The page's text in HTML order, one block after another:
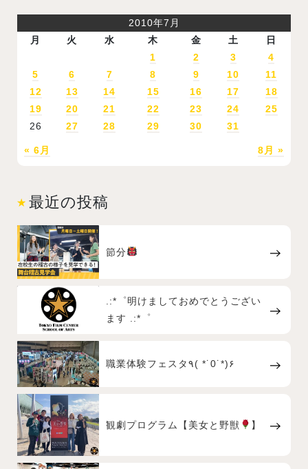
2010年7月
月
火 水 木 金 土 日
« 6月 8月 »
1 2 3
4
5
6 7 8 9 10
11
12
13 14 15 16 17
18
19
20 21 22 23 24
25
26
27 28 29 30 31
最近の投稿
節分
.:*゜明けましておめでとうござい
ます .:*゜
職業体験フェスタ٩( *˙0˙*)۶
観劇プログラム【美女と野獣 】